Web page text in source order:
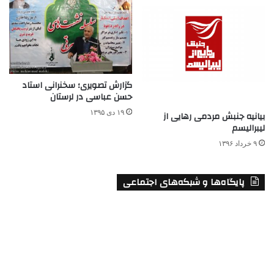
بیانیه جنبش مردمی رهایی از
لیبرالیسم
۹ خرداد ۱۳۹۶
گزارش تصویری؛ سخنرانی استاد
حسن عباسی در لرستان
۱۹ دی ۱۳۹۵
پایگاه‌ها و شبکه‌های اجتماعی